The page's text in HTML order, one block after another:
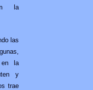
la
las
en la
y
trae